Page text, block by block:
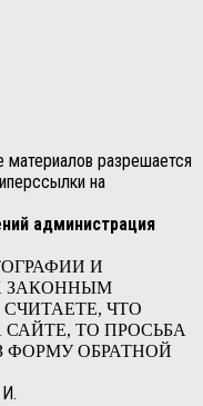
материалов разрешается
на
администрация
И
ЗАКОННЫМ
ЧТО
ТО ПРОСЬБА
ФОРМУ ОБРАТНОЙ